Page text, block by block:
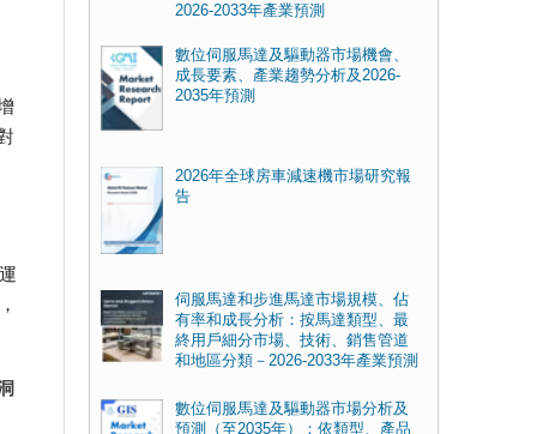
2026-2033年產業預測
數位伺服馬達及驅動器市場機會、
成長要素、產業趨勢分析及2026-
2035年預測
2026年全球房車減速機市場研究報
告
伺服馬達和步進馬達市場規模、佔
有率和成長分析：按馬達類型、最
終用戶細分市場、技術、銷售管道
和地區分類－2026-2033年產業預測
數位伺服馬達及驅動器市場分析及
預測（至2035年）：依類型、產品